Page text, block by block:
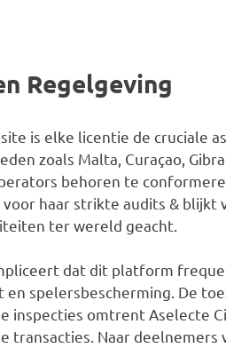
Regelgeving
is elke licentie de cruciale
zoals Malta, Curaçao,
behoren te
haar strikte audits & blijkt
ter wereld geacht.
dat dit platform
spelersbescherming. De
omtrent Aselecte
transacties. Naar deelnemers